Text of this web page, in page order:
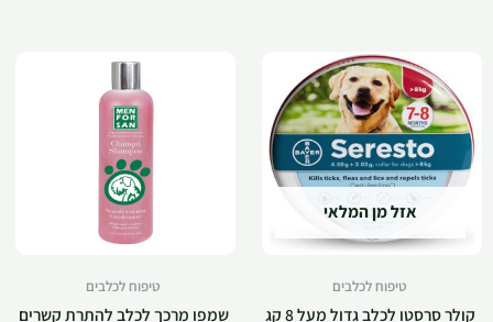
אזל מן המלאי
טיפוח לכלבים
קולר סרסטו לכלב גדול מעל 8 קג
טיפוח לכלבים
שמפו מרכך לכלב להתרת קשרים